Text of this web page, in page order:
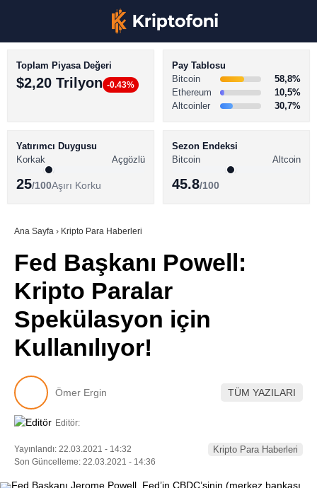
Youtube
BİTCOİN HABERLERİ
ALTCOİN HABERLERİ
SÖZLÜK
Toplam Piyasa Değeri
$2,20 Trilyon -0.43%
Pay Tablosu
Bitcoin
58,8%
Ethereum
10,5%
Altcoinler
30,7%
Yatırımcı Duygusu
Korkak
Açgözlü
25/100Aşırı Korku
Sezon Endeksi
Bitcoin
Altcoin
45.8/100
Ana Sayfa › Kripto Para Haberleri
Fed Başkanı Powell:
Kripto Paralar
Spekülasyon için
Kullanılıyor!
Ömer Ergin TÜM YAZILARI
Editör:
Yayınlandı: 22.03.2021 - 14:32
Son Güncelleme: 22.03.2021 - 14:36
Kripto Para Haberleri